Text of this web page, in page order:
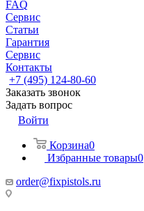
FAQ
Сервис
Статьи
Гарантия
Сервис
Контакты
+7 (495) 124-80-60
Заказать звонок
Задать вопрос
Войти
Корзина0
Избранные товары0
order@fixpistols.ru